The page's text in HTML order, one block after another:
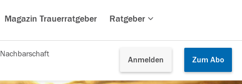
Magazin Trauerratgeber Ratgeber
Anmelden Zum Abo
Nachbarschaft